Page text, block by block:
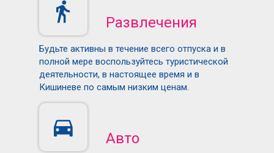
Развлечения
Будьте активны в течение всего отпуска и в
полной мере воспользуйтесь туристической
деятельности, в настоящее время и в
Кишиневе по самым низким ценам.
Авто